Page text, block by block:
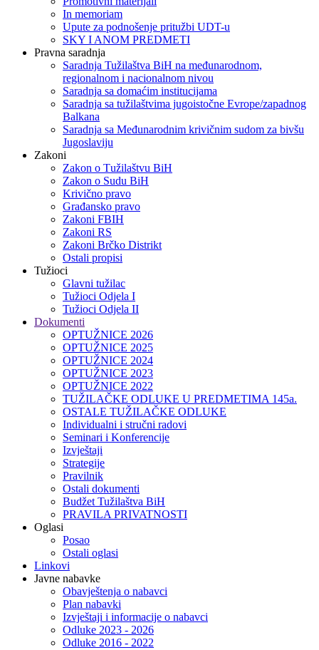
In memoriam
Upute za podnošenje pritužbi UDT-u
SKY I ANOM PREDMETI
Pravna saradnja
Saradnja Tužilaštva BiH na međunarodnom,
regionalnom i nacionalnom nivou
Saradnja sa domaćim institucijama
Saradnja sa tužilaštvima jugoistočne Evrope/zapadnog
Balkana
Saradnja sa Međunarodnim krivičnim sudom za bivšu
Jugoslaviju
Zakoni
Zakon o Тužilaštvu BiH
Zakon o Sudu BiH
Krivično pravo
Građansko pravo
Zakoni FBIH
Zakoni RS
Zakoni Brčko Distrikt
Ostali propisi
Tužioci
Glavni tužilac
Tužioci Odjela I
Tužioci Odjela II
Dokumenti
OPTUŽNICE 2026
OPTUŽNICE 2025
OPTUŽNICE 2024
OPTUŽNICE 2023
OPTUŽNICE 2022
TUŽILAČKE ODLUKE U PREDMETIMA 145a.
OSTALE TUŽILAČKE ODLUKE
Individualni i stručni radovi
Seminari i Konferencije
Izvještaji
Strategije
Pravilnik
Ostali dokumenti
Budžet Tužilaštva BiH
PRAVILA PRIVATNOSTI
Oglasi
Posao
Ostali oglasi
Linkovi
Javne nabavke
Obavještenja o nabavci
Plan nabavki
Izvještaji i informacije o nabavci
Odluke 2023 - 2026
Odluke 2016 - 2022